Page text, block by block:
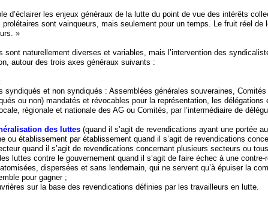
d’éclairer les enjeux généraux de la lutte du point de vue des intérêts
sont vainqueurs, mais seulement pour un temps. Le fruit réel
»
sont naturellement diverses et variables, mais l’intervention des
autour des trois axes généraux suivants :
syndiqués et non syndiqués : Assemblées générales souveraines,
ou non) mandatés et révocables pour la représentation, les
régionale et nationale des AG ou Comités, par l’intermédiaire de
des luttes(quand il s’agit de revendications ayant une portée
ou établissement par établissement quand il s’agit de revendications
quand il s’agit de revendications concernant plusieurs secteurs ou
luttes contre le gouvernement quand il s’agit de faire échec à une contre-
dispersées et sans lendemain, qui ne servent qu’à épuiser la
pour gagner ;
sur la base des revendications définies par les travailleurs en lutte.